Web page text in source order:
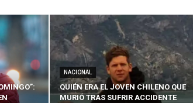
NACIONAL
QUIÉN ERA EL JOVEN CHILENO QUE
MURIÓ TRAS SUFRIR ACCIDENTE